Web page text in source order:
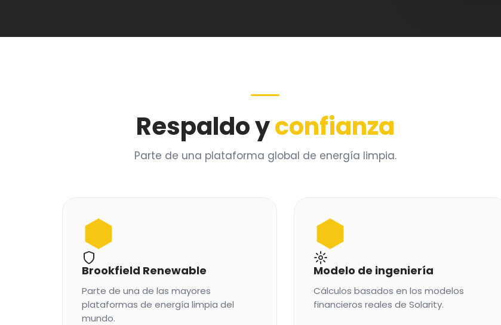
Respaldo yconfianza
Parte de una plataforma global de energía limpia.
Brookfield Renewable
Parte de una de las mayores
plataformas de energía limpia del
mundo.
Modelo de ingeniería
Cálculos basados en los modelos
financieros reales de Solarity.